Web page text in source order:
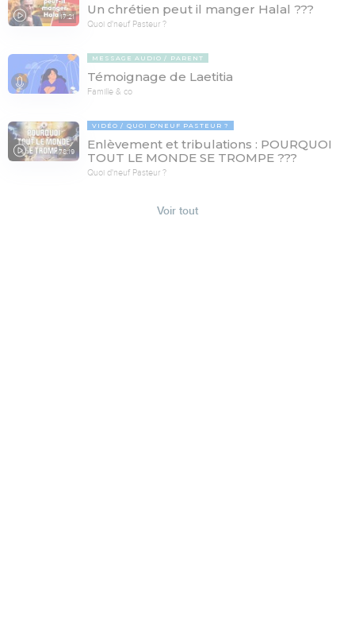
17:21
Un chrétien peut il manger Halal ???
Quoi d'neuf Pasteur ?
MESSAGE AUDIO PARENT
Témoignage de Laetitia
Famille & co
78:19
VIDÉO QUOI D'NEUF PASTEUR ?
Enlèvement et tribulations : POURQUOI
TOUT LE MONDE SE TROMPE ???
Quoi d'neuf Pasteur ?
Voir tout